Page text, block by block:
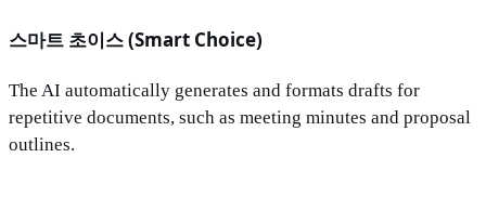
스마트 초이스 (Smart Choice)
The AI automatically generates and formats drafts for
repetitive documents, such as meeting minutes and proposal
outlines.